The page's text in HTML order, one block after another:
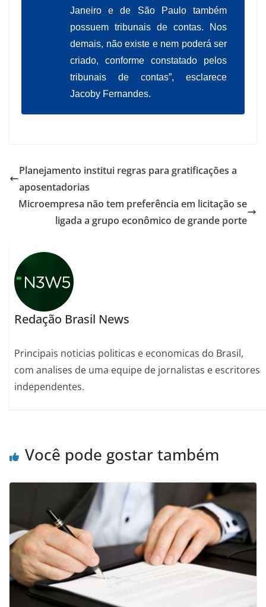
Janeiro e de São Paulo também
possuem tribunais de contas. Nos
demais, não existe e nem poderá ser
criado, conforme constatado pelos
tribunais de contas”, esclarece
Jacoby Fernandes.
Planejamento institui regras para gratificações a
aposentadorias
Microempresa não tem preferência em licitação se
ligada a grupo econômico de grande porte
Redação Brasil News
Principais noticias politicas e economicas do Brasil,
com analises de uma equipe de jornalistas e escritores
independentes.
Você pode gostar também